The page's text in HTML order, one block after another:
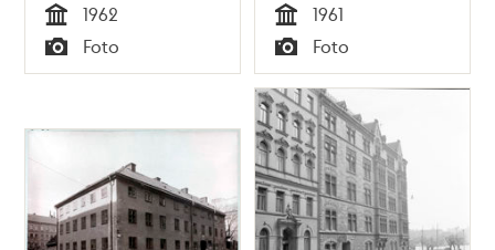
Tid
1962
Typ
Foto Tid
1961
Typ
Foto